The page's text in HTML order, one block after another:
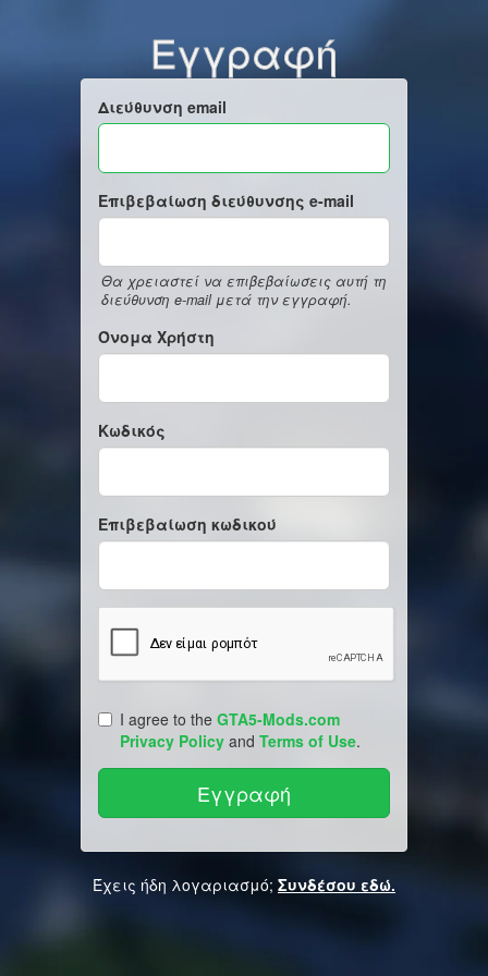
Εγγραφή
Διεύθυνση email
Επιβεβαίωση διεύθυνσης e-mail
Θα χρειαστεί να επιβεβαίωσεις αυτή τη
διεύθυνση e-mail μετά την εγγραφή.
Όνομα Χρήστη
Κωδικός
Επιβεβαίωση κωδικού
I agree to the GTA5-Mods.com
Privacy Policy and Terms of Use.
Έχεις ήδη λογαριασμό; Συνδέσου εδώ.